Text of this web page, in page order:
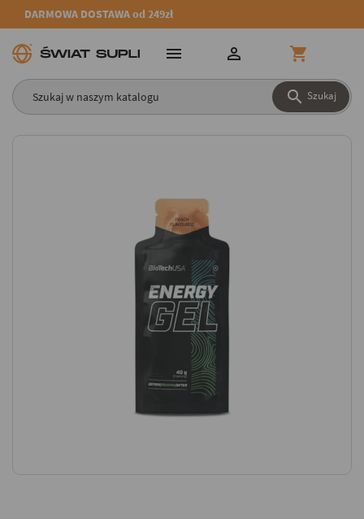
DARMOWA DOSTAWA od 249zł
 Szukaj
  